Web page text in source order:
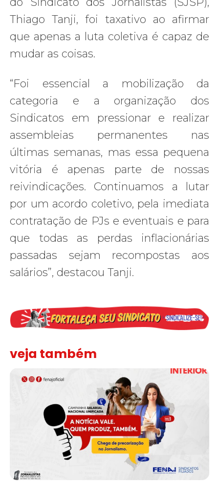
Thiago Tanji, foi taxativo ao afirmar
que apenas a luta coletiva é capaz de
mudar as coisas.
“Foi essencial a mobilização da
categoria e a organização dos
Sindicatos em pressionar e realizar
assembleias permanentes nas
últimas semanas, mas essa pequena
vitória é apenas parte de nossas
reivindicações. Continuamos a lutar
por um acordo coletivo, pela imediata
contratação de PJs e eventuais e para
que todas as perdas inflacionárias
passadas sejam recompostas aos
salários”, destacou Tanji.
veja também
Assinada nova CCT de jornais e revistas do interior